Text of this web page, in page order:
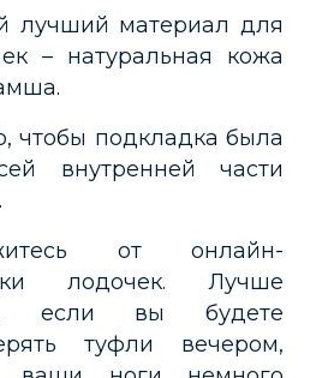
лучший материал для
– натуральная кожа
чтобы подкладка была
внутренней части
от онлайн-
лодочек. Лучше
если вы будете
туфли вечером,